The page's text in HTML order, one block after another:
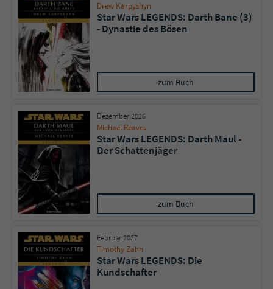
Drew Karpyshyn
Star Wars LEGENDS: Darth Bane (3)
- Dynastie des Bösen
zum Buch
Dezember 2026
Michael Reaves
Star Wars LEGENDS: Darth Maul -
Der Schattenjäger
zum Buch
Februar 2027
Timothy Zahn
Star Wars LEGENDS: Die
Kundschafter